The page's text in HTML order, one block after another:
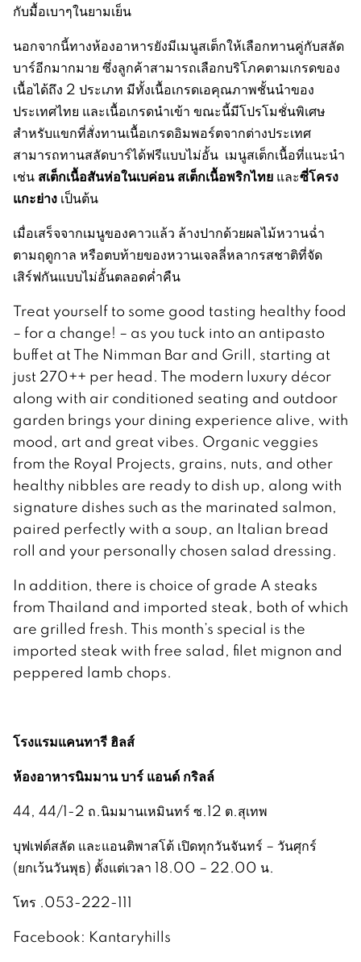
กับมื้อเบาๆในยามเย็น
นอกจากนี้ทางห้องอาหารยังมีเมนูสเต็กให้เลือกทานคู่กับสลัด
บาร์อีกมากมาย ซึ่งลูกค้าสามารถเลือกบริโภคตามเกรดของ
เนื้อได้ถึง 2 ประเภท มีทั้งเนื้อเกรดเอคุณภาพชั้นนำของ
ประเทศไทย และเนื้อเกรดนำเข้า ขณะนี้มีโปรโมชั่นพิเศษ
สำหรับแขกที่สั่งทานเนื้อเกรดอิมพอร์ตจากต่างประเทศ
สามารถทานสลัดบาร์ได้ฟรีแบบไม่อั้น เมนูสเต็กเนื้อที่แนะนำ
เช่น สเต็กเนื้อสันห่อในเบค่อน สเต็กเนื้อพริกไทย และซี่โครง
แกะย่าง เป็นต้น
เมื่อเสร็จจากเมนูของคาวแล้ว ล้างปากด้วยผลไม้หวานฉ่ำ
ตามฤดูกาล หรือตบท้ายของหวานเจลลี่หลากรสชาติที่จัด
เสิร์ฟกันแบบไม่อั้นตลอดค่ำคืน
Treat yourself to some good tasting healthy food
– for a change! – as you tuck into an antipasto
buffet at The Nimman Bar and Grill, starting at
just 270++ per head. The modern luxury décor
along with air conditioned seating and outdoor
garden brings your dining experience alive, with
mood, art and great vibes. Organic veggies
from the Royal Projects, grains, nuts, and other
healthy nibbles are ready to dish up, along with
signature dishes such as the marinated salmon,
paired perfectly with a soup, an Italian bread
roll and your personally chosen salad dressing.
In addition, there is choice of grade A steaks
from Thailand and imported steak, both of which
are grilled fresh. This month’s special is the
imported steak with free salad, filet mignon and
peppered lamb chops.
โรงแรมแคนทารี ฮิลส์
ห้องอาหารนิมมาน บาร์ แอนด์ กริลล์
44, 44/1-2 ถ.นิมมานเหมินทร์ ซ.12 ต.สุเทพ
บุฟเฟต์สลัด และแอนติพาสโต้ เปิดทุกวันจันทร์ – วันศุกร์
(ยกเว้นวันพุธ) ตั้งแต่เวลา 18.00 – 22.00 น.
โทร .053-222-111
Facebook: Kantaryhills